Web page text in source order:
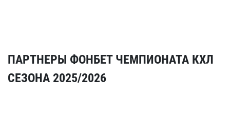
ПАРТНЕРЫ ФОНБЕТ ЧЕМПИОНАТА КХЛ
СЕЗОНА 2025/2026